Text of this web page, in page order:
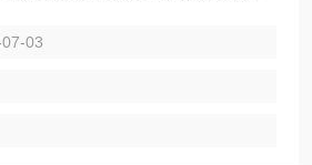
6.8L和9L气瓶通用设计，操作安全方
03